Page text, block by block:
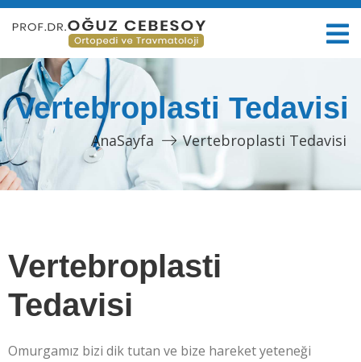
Vertebroplasti Tedavisi
AnaSayfa Vertebroplasti Tedavisi
Vertebroplasti
Tedavisi
Omurgamız bizi dik tutan ve bize hareket yeteneği